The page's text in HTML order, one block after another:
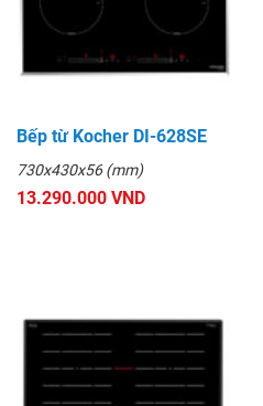
Bếp từ Kocher DI-628SE
730x430x56 (mm)
13.290.000 VND